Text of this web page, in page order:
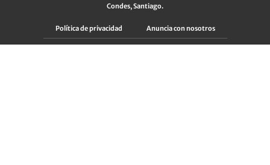
Condes, Santiago.
Política de privacidad Anuncia con nosotros